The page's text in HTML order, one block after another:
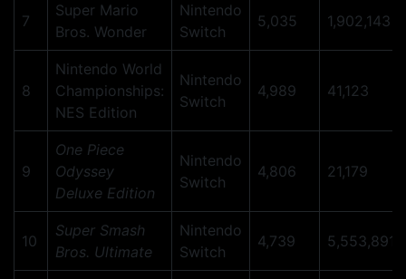
7
Super Mario
Bros. Wonder
Nintendo
Switch
5,035 1,902,143
8
Nintendo World
Championships:
NES Edition
Nintendo
Switch
4,989 41,123
9
One Piece
Odyssey
Deluxe Edition
Nintendo
Switch
4,806 21,179
10
Super Smash
Bros. Ultimate
Nintendo
Switch
4,739 5,553,891